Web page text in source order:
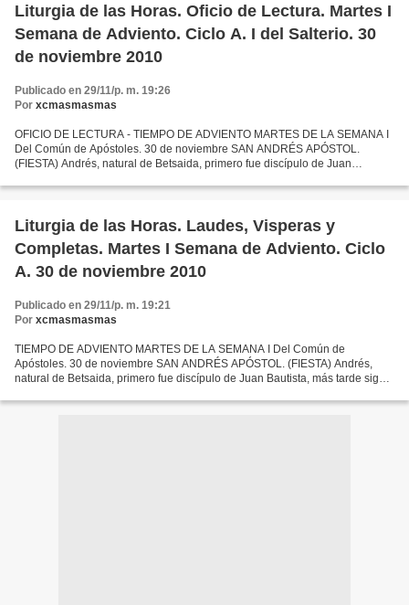
Liturgia de las Horas. Oficio de Lectura. Martes I
Semana de Adviento. Ciclo A. I del Salterio. 30
de noviembre 2010
Publicado en 29/11/p. m. 19:26
Por xcmasmasmas
OFICIO DE LECTURA - TIEMPO DE ADVIENTO MARTES DE LA SEMANA I
Del Común de Apóstoles. 30 de noviembre SAN ANDRÉS APÓSTOL.
(FIESTA) Andrés, natural de Betsaida, primero fue discípulo de Juan
Liturgia de las Horas. Laudes, Visperas y
Completas. Martes I Semana de Adviento. Ciclo
A. 30 de noviembre 2010
Publicado en 29/11/p. m. 19:21
Por xcmasmasmas
TIEMPO DE ADVIENTO MARTES DE LA SEMANA I Del Común de
Apóstoles. 30 de noviembre SAN ANDRÉS APÓSTOL. (FIESTA) Andrés,
natural de Betsaida, primero fue discípulo de Juan Bautista, más tarde siguió